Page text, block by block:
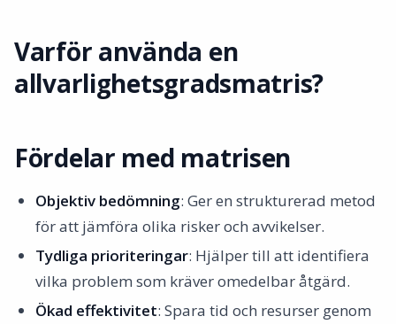
Varför använda en
allvarlighetsgradsmatris?
Fördelar med matrisen
Objektiv bedömning: Ger en strukturerad metod
för att jämföra olika risker och avvikelser.
Tydliga prioriteringar: Hjälper till att identifiera
vilka problem som kräver omedelbar åtgärd.
Ökad effektivitet: Spara tid och resurser genom